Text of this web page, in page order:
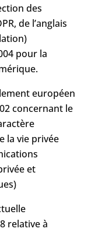
des
de l’anglais
pour la
européen
concernant le
la vie privée
et
relative à